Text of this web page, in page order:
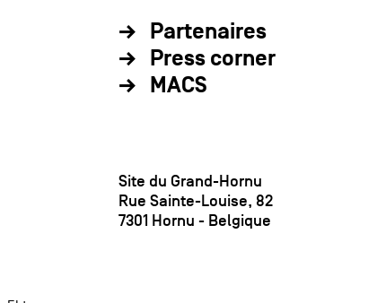
Partenaires
Press corner
MACS
Site du Grand-Hornu
Rue Sainte-Louise, 82
7301 Hornu - Belgique